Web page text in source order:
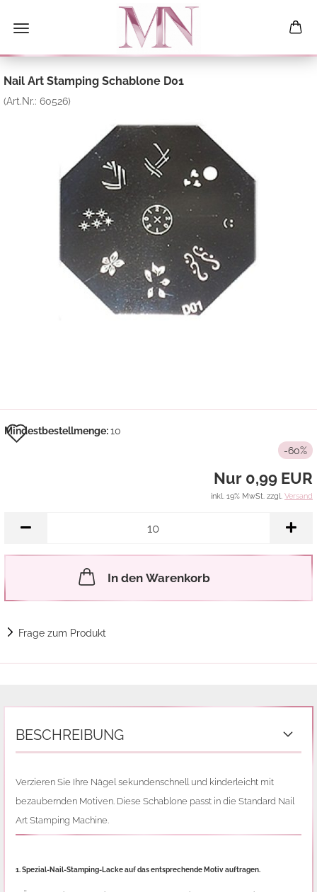
Nail Art Stamping Schablone D01
(Art.Nr.: 60526)
Auf
Mindestbestellmenge:10
-60%
Nur 0,99 EUR
inkl. 19% MwSt. zzgl. Versand
In den Warenkorb
Frage zum Produkt
BESCHREIBUNG
Verzieren Sie Ihre Nägel sekundenschnell und kinderleicht mit
bezaubernden Motiven. Diese Schablone passt in die Standard Nail
Art Stamping Machine.
1. Spezial-Nail-Stamping-Lacke auf das entsprechende Motiv auftragen.